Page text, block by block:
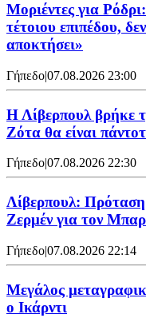
Μοριέντες για
τέτοιου επιπέδου,
αποκτήσει»
Γήπεδο|07.08.2026 23:00
Η Λίβερπουλ βρήκε
Ζότα θα είναι
Γήπεδο|07.08.2026 22:30
Λίβερπουλ:
Ζερμέν για τον
Γήπεδο|07.08.2026 22:14
Μεγάλος
ο Ικάρντι